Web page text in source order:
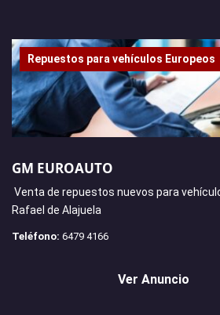
Repuestos para vehículos Europeos
GM EUROAUTO
Venta de repuestos nuevos para
Rafael de Alajuela
Teléfono: 6479 4166
Ver Anuncio